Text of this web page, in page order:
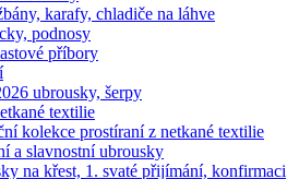
karafy, chladiče na láhve
podnosy
příbory
ubrousky, šerpy
textilie
kolekce prostíraní z netkané textilie
a slavnostní ubrousky
na křest, 1. svaté přijímání, konfirmaci